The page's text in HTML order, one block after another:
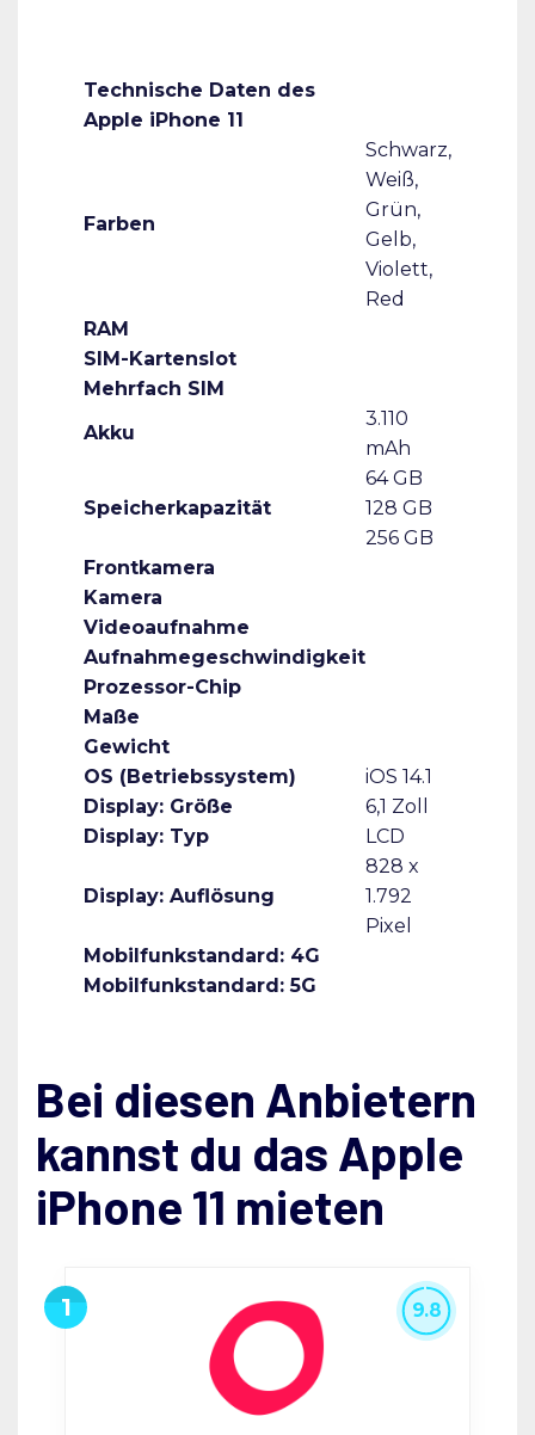
Technische Daten des
Apple iPhone 11
Farben
Schwarz,
Weiß,
Grün,
Gelb,
Violett,
Red
RAM
SIM-Kartenslot
Mehrfach SIM
Akku
3.110
mAh
Speicherkapazität
64 GB
128 GB
256 GB
Frontkamera
Kamera
Videoaufnahme
Aufnahmegeschwindigkeit
Prozessor-Chip
Maße
Gewicht
OS (Betriebssystem)
iOS 14.1
Display: Größe
6,1 Zoll
Display: Typ
LCD
Display: Auflösung
828 x
1.792
Pixel
Mobilfunkstandard: 4G
Mobilfunkstandard: 5G
Bei diesen Anbietern
kannst du das Apple
iPhone 11 mieten
9.8